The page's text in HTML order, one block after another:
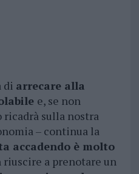
di arrecare alla
e, se non
sulla nostra
– continua la
accadendo è molto
a prenotare un